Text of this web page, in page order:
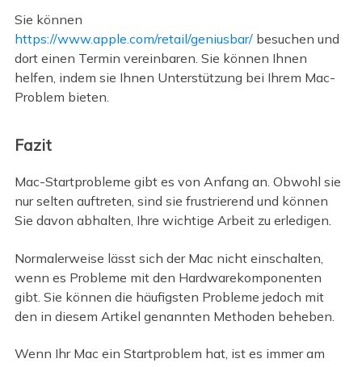
Sie können
https://www.apple.com/retail/geniusbar/besuchen und
dort einen Termin vereinbaren. Sie können Ihnen
helfen, indem sie Ihnen Unterstützung bei Ihrem Mac-
Problem bieten.
Fazit
Mac-Startprobleme gibt es von Anfang an. Obwohl sie
nur selten auftreten, sind sie frustrierend und können
Sie davon abhalten, Ihre wichtige Arbeit zu erledigen.
Normalerweise lässt sich der Mac nicht einschalten,
wenn es Probleme mit den Hardwarekomponenten
gibt. Sie können die häufigsten Probleme jedoch mit
den in diesem Artikel genannten Methoden beheben.
Wenn Ihr Mac ein Startproblem hat, ist es immer am